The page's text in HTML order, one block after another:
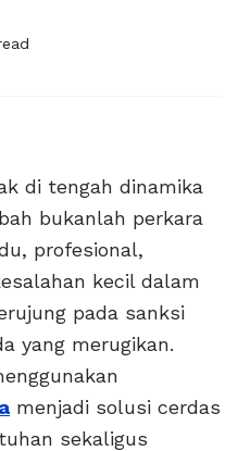
di tengah dinamika
bukanlah perkara
profesional,
kecil dalam
pada sanksi
yang merugikan.
menjadi solusi cerdas
sekaligus